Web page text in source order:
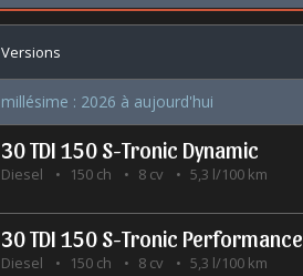
Versions
millésime : 2026 à aujourd'hui
30 TDI 150 S-Tronic Dynamic
Diesel 150 ch 8 cv 5,3 l/100 km
30 TDI 150 S-Tronic Performance
Diesel 150 ch 8 cv 5,3 l/100 km